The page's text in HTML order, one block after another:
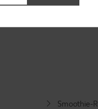
Smoothie-